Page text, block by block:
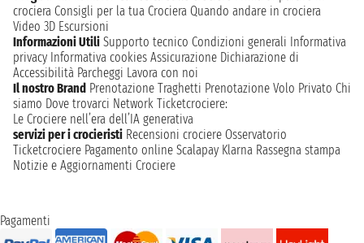
crociera Consigli per la tua Crociera Quando andare in crociera
Video 3D Escursioni
Informazioni Utili Supporto tecnico Condizioni generali Informativa
privacy Informativa cookies Assicurazione Dichiarazione di
Accessibilità Parcheggi Lavora con noi
Il nostro Brand Prenotazione Traghetti Prenotazione Volo Privato Chi
siamo Dove trovarci Network Ticketcrociere:
Le Crociere nell’era dell’IA generativa
servizi per i crocieristi Recensioni crociere Osservatorio
Ticketcrociere Pagamento online Scalapay Klarna Rassegna stampa
Notizie e Aggiornamenti Crociere
Pagamenti